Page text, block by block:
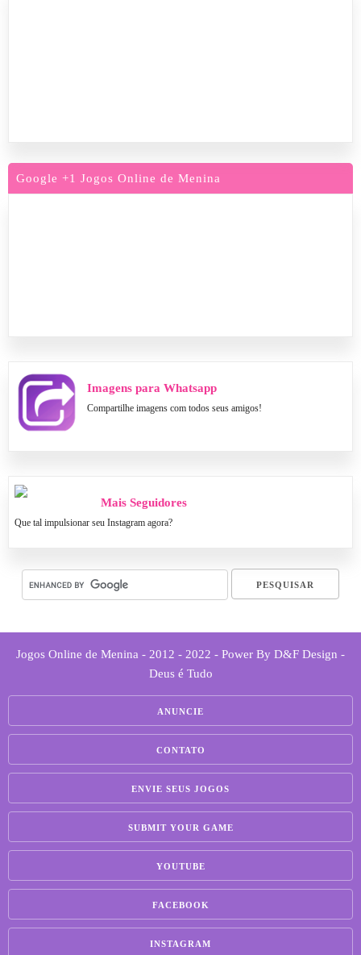
Google +1 Jogos Online de Menina
Imagens para Whatsapp
Compartilhe imagens com todos seus amigos!
Mais Seguidores
Que tal impulsionar seu Instagram agora?
Jogos Online de Menina - 2012 - 2022 - Power By D&F Design -
Deus é Tudo
ANUNCIE
CONTATO
ENVIE SEUS JOGOS
SUBMIT YOUR GAME
YOUTUBE
FACEBOOK
INSTAGRAM